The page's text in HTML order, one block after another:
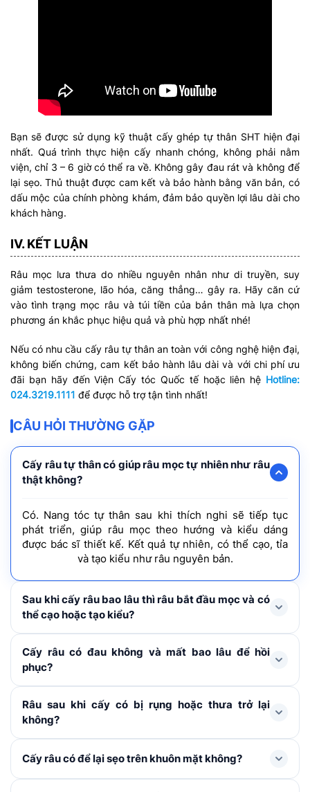
Bạn sẽ được sử dụng kỹ thuật cấy ghép tự thân SHT hiện đại
nhất. Quá trình thực hiện cấy nhanh chóng, không phải nằm
viện, chỉ 3 – 6 giờ có thể ra về. Không gây đau rát và không để
lại sẹo. Thủ thuật được cam kết và bảo hành bằng văn bản, có
dấu mộc của chính phòng khám, đảm bảo quyền lợi lâu dài cho
khách hàng.
IV. KẾT LUẬN
Râu mọc lưa thưa do nhiều nguyên nhân như di truyền, suy
giảm testosterone, lão hóa, căng thẳng… gây ra. Hãy căn cứ
vào tình trạng mọc râu và túi tiền của bản thân mà lựa chọn
phương án khắc phục hiệu quả và phù hợp nhất nhé!
Nếu có nhu cầu cấy râu tự thân an toàn với công nghệ hiện đại,
không biến chứng, cam kết bảo hành lâu dài và với chi phí ưu
đãi bạn hãy đến Viện Cấy tóc Quốc tế hoặc liên hệ Hotline:
024.3219.1111 để được hỗ trợ tận tình nhất!
CÂU HỎI THƯỜNG GẶP
Cấy râu tự thân có giúp râu mọc tự nhiên như râu
thật không?
Có. Nang tóc tự thân sau khi thích nghi sẽ tiếp tục
phát triển, giúp râu mọc theo hướng và kiểu dáng
được bác sĩ thiết kế. Kết quả tự nhiên, có thể cạo, tỉa
và tạo kiểu như râu nguyên bản.
Sau khi cấy râu bao lâu thì râu bắt đầu mọc và có
thể cạo hoặc tạo kiểu?
Râu sẽ bắt đầu mọc ổn định theo phom dáng sau 3–4
tháng. Kết quả hoàn thiện sau 6-9 tháng. Chú ý không
da. Sau 1 tháng có thể cạo râu bình thường.
Cấy râu có đau không và mất bao lâu để hồi
phục?
Nhờ được gây tê tại chỗ nên quá trình thực hiện sẽ
không đau. Sau thủ thuật có thể hơi đỏ và ê nhẹ trong
khoảng 7 – 10 ngày (tùy cơ địa).
Râu sau khi cấy có bị rụng hoặc thưa trở lại
không?
Nang lông sau khi cấy vào da mặt sẽ rụng tạm thời sau
Cấy râu có để lại sẹo trên khuôn mặt không?